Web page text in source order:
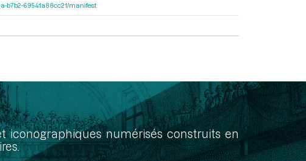
b7b2-69541a88cc21/manifest
iconographiques numérisés construits en